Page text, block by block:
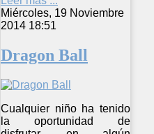
Miércoles, 19 Noviembre
2014 18:51
Dragon Ball
Cualquier niño ha tenido
la oportunidad de